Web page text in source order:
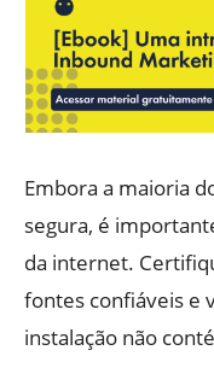
Embora a maioria
segura, é
da internet.
fontes confiáveis e
instalação não